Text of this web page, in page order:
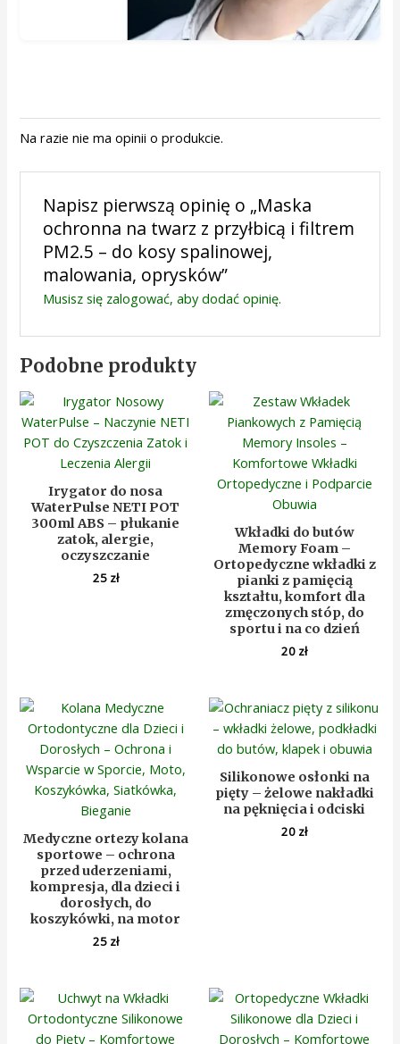
Na razie nie ma opinii o produkcie.
Napisz pierwszą opinię o „Maska
ochronna na twarz z przyłbicą i filtrem
PM2.5 – do kosy spalinowej,
malowania, oprysków”
Musisz się zalogować, aby dodać opinię.
Podobne produkty
Irygator do nosa
WaterPulse NETI POT
300ml ABS – płukanie
zatok, alergie,
oczyszczanie
25 zł
Wkładki do butów
Memory Foam –
Ortopedyczne wkładki z
pianki z pamięcią
kształtu, komfort dla
zmęczonych stóp, do
sportu i na co dzień
20 zł
Medyczne ortezy kolana
sportowe – ochrona
przed uderzeniami,
kompresja, dla dzieci i
dorosłych, do
koszykówki, na motor
25 zł
Silikonowe osłonki na
pięty – żelowe nakładki
na pęknięcia i odciski
20 zł